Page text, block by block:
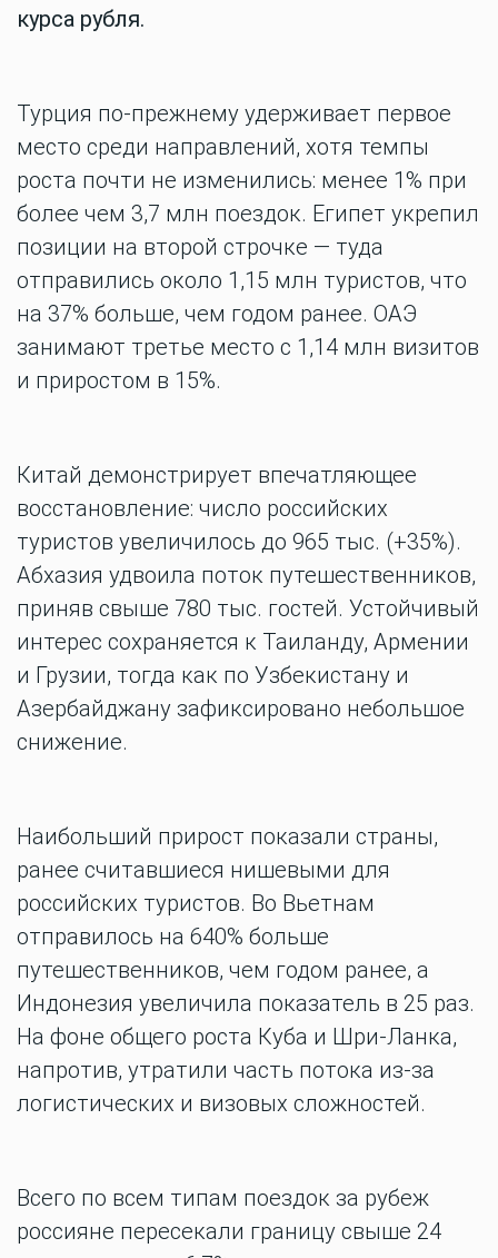
курса рубля.
Турция по-прежнему удерживает первое
место среди направлений, хотя темпы
роста почти не изменились: менее 1% при
более чем 3,7 млн поездок. Египет укрепил
позиции на второй строчке — туда
отправились около 1,15 млн туристов, что
на 37% больше, чем годом ранее. ОАЭ
занимают третье место с 1,14 млн визитов
и приростом в 15%.
Китай демонстрирует впечатляющее
восстановление: число российских
туристов увеличилось до 965 тыс. (+35%).
Абхазия удвоила поток путешественников,
приняв свыше 780 тыс. гостей. Устойчивый
интерес сохраняется к Таиланду, Армении
и Грузии, тогда как по Узбекистану и
Азербайджану зафиксировано небольшое
снижение.
Наибольший прирост показали страны,
ранее считавшиеся нишевыми для
российских туристов. Во Вьетнам
отправилось на 640% больше
путешественников, чем годом ранее, а
Индонезия увеличила показатель в 25 раз.
На фоне общего роста Куба и Шри-Ланка,
напротив, утратили часть потока из-за
логистических и визовых сложностей.
Всего по всем типам поездок за рубеж
россияне пересекали границу свыше 24